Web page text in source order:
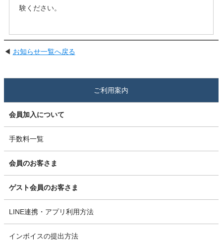
験ください。
◀ お知らせ一覧へ戻る
ご利用案内
会員加入について
手数料一覧
会員のお客さま
ゲスト会員のお客さま
LINE連携・アプリ利用方法
インボイスの提出方法